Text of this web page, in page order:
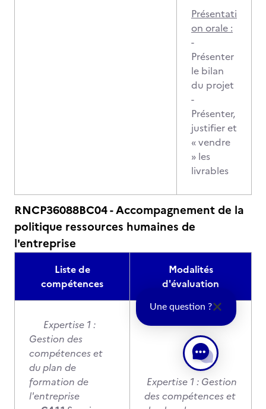
Présentati
on orale :
-
Présenter
le bilan
du projet
-
Présenter,
justifier et
« vendre
» les
livrables
RNCP36088BC04 - Accompagnement de la
politique ressources humaines de
l'entreprise
Liste de
compétences
Modalités
d'évaluation
Expertise 1 :
Gestion des
compétences et
du plan de
formation de
l'entreprise
Expertise 1 : Gestion
des compétences et
Une question ?